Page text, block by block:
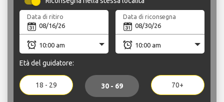
Data di ritiro Data di riconsegna
Età del guidatore:
18 - 29 30 - 69 70+